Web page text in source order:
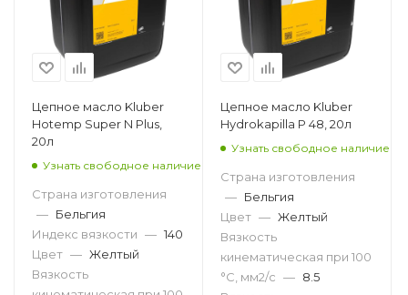
Цепное масло Kluber
Hotemp Super N Plus,
20л
Узнать свободное наличие
Страна изготовления
— Бельгия
Индекс вязкости — 140
Цвет — Желтый
Вязкость
Цепное масло Kluber
Hydrokapilla P 48, 20л
Узнать свободное наличие
Страна изготовления
— Бельгия
Цвет — Желтый
Вязкость
кинематическая при 100
°С, мм2/с — 8.5